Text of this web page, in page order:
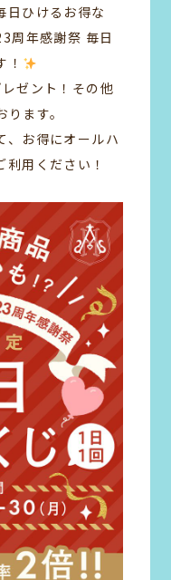
日ひけるお得な
周年感謝祭 毎日
ゼント！その他
ます。
、お得にオールハ
用ください！